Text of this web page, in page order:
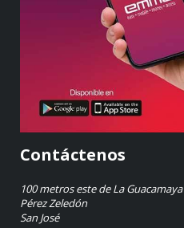
Contáctenos
100 metros este de La Guacamaya
Pérez Zeledón
San José